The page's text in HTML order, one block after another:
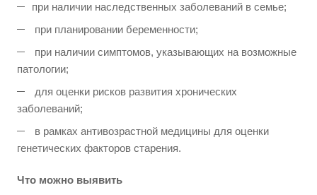
при наличии наследственных заболеваний в семье;
при планировании беременности;
при наличии симптомов, указывающих на возможные
патологии;
для оценки рисков развития хронических
заболеваний;
в рамках антивозрастной медицины для оценки
генетических факторов старения.
Что можно выявить